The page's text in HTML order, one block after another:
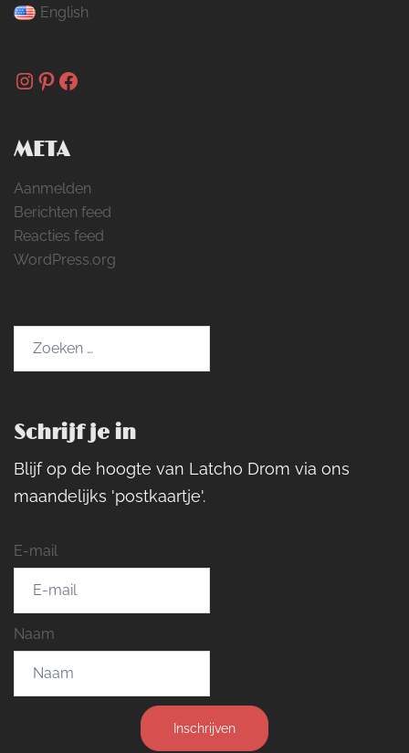
English
Instagram
Pinterest
Facebook
META
Aanmelden
Berichten feed
Reacties feed
WordPress.org
Schrijf je in
Blijf op de hoogte van Latcho Drom via ons
maandelijks 'postkaartje'.
E-mail
Naam
Inschrijven